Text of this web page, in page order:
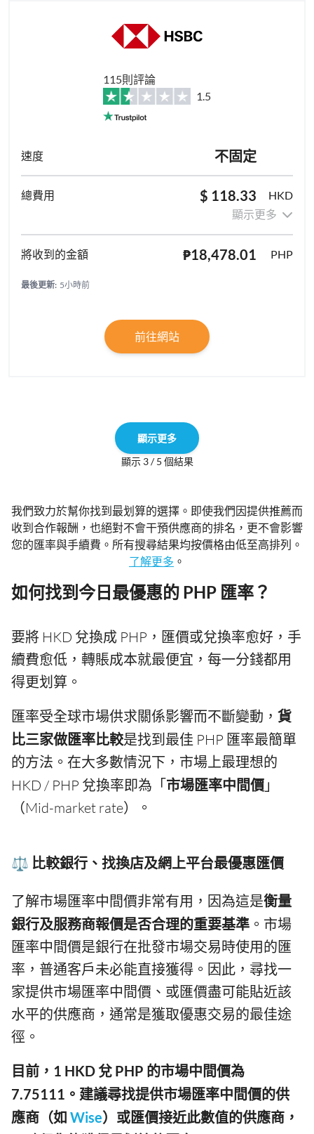
115則評論
1.5
不固定
$ 118.33
HKD
顯示更多
₱18,478.01 PHP
最後更新: 5小時前
前往網站
顯示更多
顯示 3 / 5 個結果
我們致力於幫你找到最划算的選擇。即使我們因提供推薦而
收到合作報酬，也絕對不會干預供應商的排名，更不會影響
您的匯率與手續費。所有搜尋結果均按價格由低至高排列。
了解更多 。
如何找到今日最優惠的 PHP 匯率？
要將 HKD 兌換成 PHP，匯價或兌換率愈好，手
續費愈低，轉賬成本就最便宜，每一分錢都用
得更划算。
匯率受全球市場供求關係影響而不斷變動， 貨
比三家做匯率比較是找到最佳 PHP 匯率最簡單
的方法。在大多數情況下，市場上最理想的
HKD / PHP 兌換率即為「市場匯率中間價 」
（Mid-market rate）。
⚖️ 比較銀行、找換店及網上平台最優惠匯價
了解市場匯率中間價非常有用，因為這是衡量
銀行及服務商報價是否合理的重要基準 。市場
匯率中間價是銀行在批發市場交易時使用的匯
率，普通客戶未必能直接獲得。因此，尋找一
家提供市場匯率中間價、或匯價盡可能貼近該
水平的供應商，通常是獲取優惠交易的最佳途
徑。
目前，1 HKD 兌 PHP 的市場中間價為
7.75111。建議尋找提供市場匯率中間價的供
應商（如 Wise）或匯價接近此數值的供應商，